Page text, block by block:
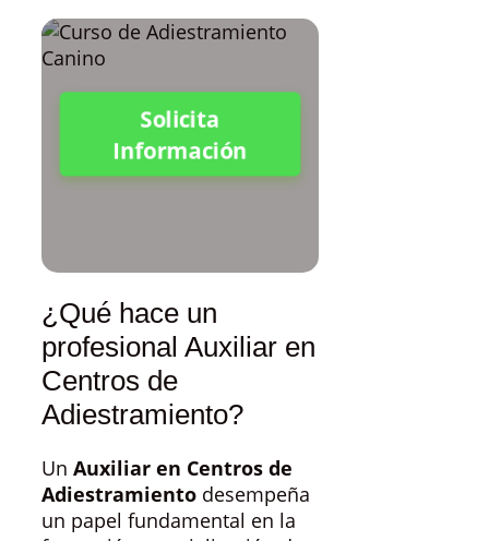
Solicita
Información
¿Qué hace un
profesional Auxiliar en
Centros de
Adiestramiento?
Un Auxiliar en Centros de
Adiestramiento desempeña
un papel fundamental en la